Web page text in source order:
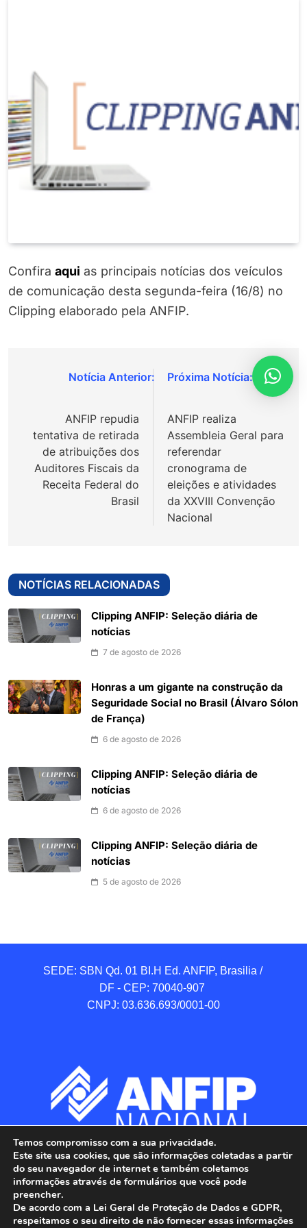
Confira aqui as principais notícias dos veículos
de comunicação desta segunda-feira (16/8) no
Clipping elaborado pela ANFIP.
Navegação
Post
ANFIP repudia
tentativa de retirada
de atribuições dos
Auditores Fiscais da
Receita Federal do
Brasil
ANFIP realiza
Assembleia Geral para
referendar
cronograma de
eleições e atividades
da XXVIII Convenção
Nacional
NOTÍCIAS RELACIONADAS
Clipping ANFIP: Seleção diária de
notícias
7 de agosto de 2026
Honras a um gigante na construção da
Seguridade Social no Brasil (Álvaro Sólon
de França)
6 de agosto de 2026
Clipping ANFIP: Seleção diária de
notícias
6 de agosto de 2026
Clipping ANFIP: Seleção diária de
notícias
5 de agosto de 2026
SEDE: SBN Qd. 01 BI.H Ed. ANFIP, Brasilia /
DF - CEP: 70040-907
CNPJ: 03.636.693/0001-00
Temos compromisso com a sua privacidade.
Este site usa cookies, que são informações coletadas a partir
do seu navegador de internet e também coletamos
informações através de formulários que você pode
preencher.
De acordo com a Lei Geral de Proteção de Dados e GDPR,
respeitamos o seu direito de não fornecer essas informações